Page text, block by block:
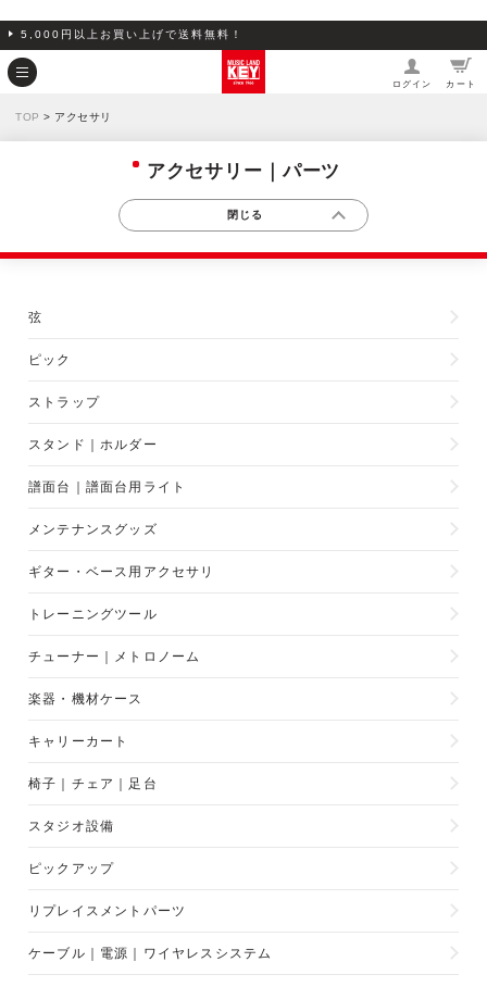
5,000円以上お買い上げで送料無料！
ログイン カート
TOP > アクセサリ
アクセサリー｜パーツ
弦
ピック
ストラップ
スタンド｜ホルダー
譜面台｜譜面台用ライト
メンテナンスグッズ
ギター・ベース用アクセサリ
トレーニングツール
チューナー｜メトロノーム
楽器・機材ケース
キャリーカート
椅子｜チェア｜足台
スタジオ設備
ピックアップ
リプレイスメントパーツ
ケーブル｜電源｜ワイヤレスシステム